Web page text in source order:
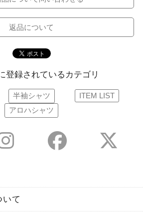
返品について
登録されているカテゴリ
半袖シャツ
ITEM LIST
アロハシャツ
て